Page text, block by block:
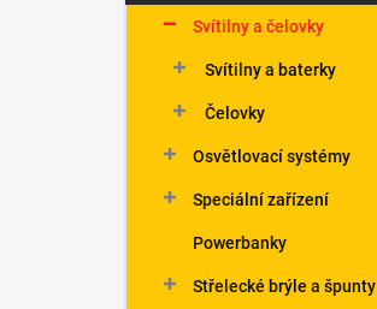
kategorie
Svítilny a čelovky
Svítilny a baterky
Čelovky
Osvětlovací systémy
Speciální zařízení
Powerbanky
Střelecké brýle a špunty